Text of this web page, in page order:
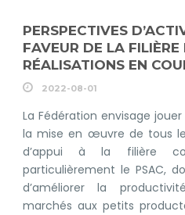
PERSPECTIVES
FAVEUR DE LA FILIÈRE
RÉALISATIONS EN
2022-08-01
La Fédération envisage
la mise en œuvre de tous
d’appui à la filière
particulièrement le PSAC,
d’améliorer la
marchés aux petits